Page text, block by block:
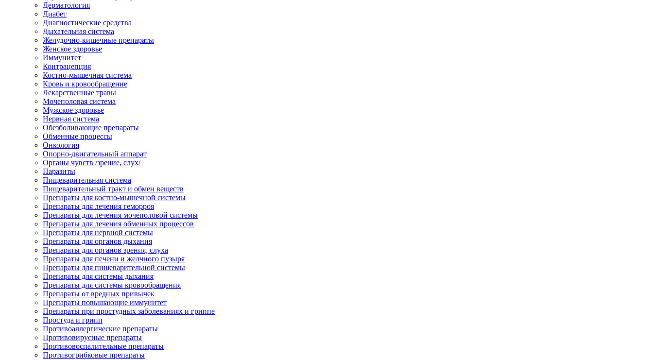
Дерматология
Диабет
Диагностические средства
Дыхательная система
Желудочно-кишечные препараты
Женское здоровье
Иммунитет
Контрацепция
Костно-мышечная система
Кровь и кровообращение
Лекарственные травы
Мочеполовая система
Мужское здоровье
Нервная система
Обезболивающие препараты
Обменные процессы
Онкология
Опорно-двигательный аппарат
Органы чувств /зрение, слух/
Паразиты
Пищеварительная система
Пищеварительный тракт и обмен веществ
Препараты для костно-мышечной системы
Препараты для лечения геморроя
Препараты для лечения мочеполовой системы
Препараты для лечения обменных процессов
Препараты для нервной системы
Препараты для органов дыхания
Препараты для органов зрения, слуха
Препараты для печени и желчного пузыря
Препараты для пищеварительной системы
Препараты для системы дыхания
Препараты для системы кровообращения
Препараты от вредных привычек
Препараты повышающие иммунитет
Препараты при простудных заболеваниях и гриппе
Простуда и грипп
Противоаллергические препараты
Противовирусные препараты
Противовоспалительные препараты
Противогрибковые препараты